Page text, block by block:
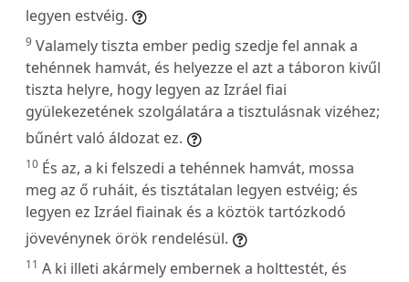
legyen estvéig.
9 Valamely tiszta ember pedig szedje fel annak a
tehénnek hamvát, és helyezze el azt a táboron kivűl
tiszta helyre, hogy legyen az Izráel fiai
gyülekezetének szolgálatára a tisztulásnak vizéhez;
bűnért való áldozat ez.
10 És az, a ki felszedi a tehénnek hamvát, mossa
meg az ő ruháit, és tisztátalan legyen estvéig; és
legyen ez Izráel fiainak és a köztök tartózkodó
jövevénynek örök rendelésül.
11 A ki illeti akármely embernek a holttestét, és